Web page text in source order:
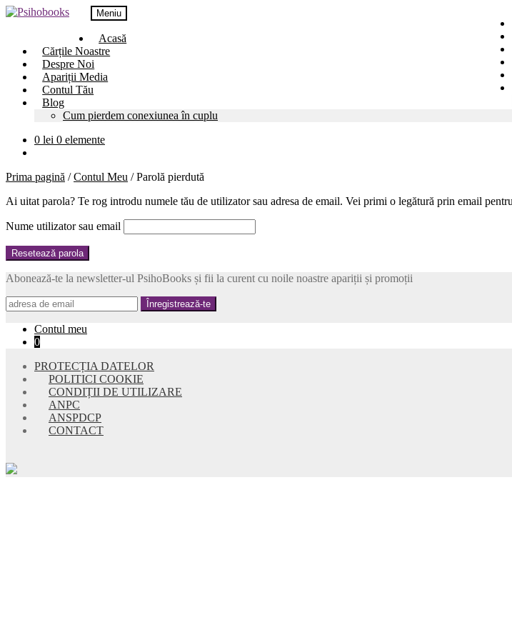
Meniu
Acasă
Cărțile Noastre
Despre Noi
Apariții Media
Contul Tău
Blog
Cum pierdem conexiunea în cuplu
0 lei 0 elemente
Prima pagină /Contul Meu /Parolă pierdută
Ai uitat parola? Te rog introdu numele tău de utilizator sau adresa de email. Vei primi o legătură prin email
Nume utilizator sau email
Resetează parola
Abonează-te la newsletter-ul PsihoBooks și fii la curent cu noile noastre apariții și promoții
Contul meu
0
PROTECȚIA DATELOR
POLITICI COOKIE
CONDIȚII DE UTILIZARE
ANPC
ANSPDCP
CONTACT